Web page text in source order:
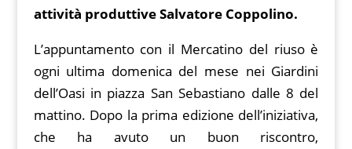
o
p n d m
attività produttive Salvatore Coppolino.
L’appuntamento con il Mercatino del riuso è
ogni ultima domenica del mese nei Giardini
dell’Oasi in piazza San Sebastiano dalle 8 del
mattino. Dopo la prima edizione dell’iniziativa,
che ha avuto un buon riscontro,